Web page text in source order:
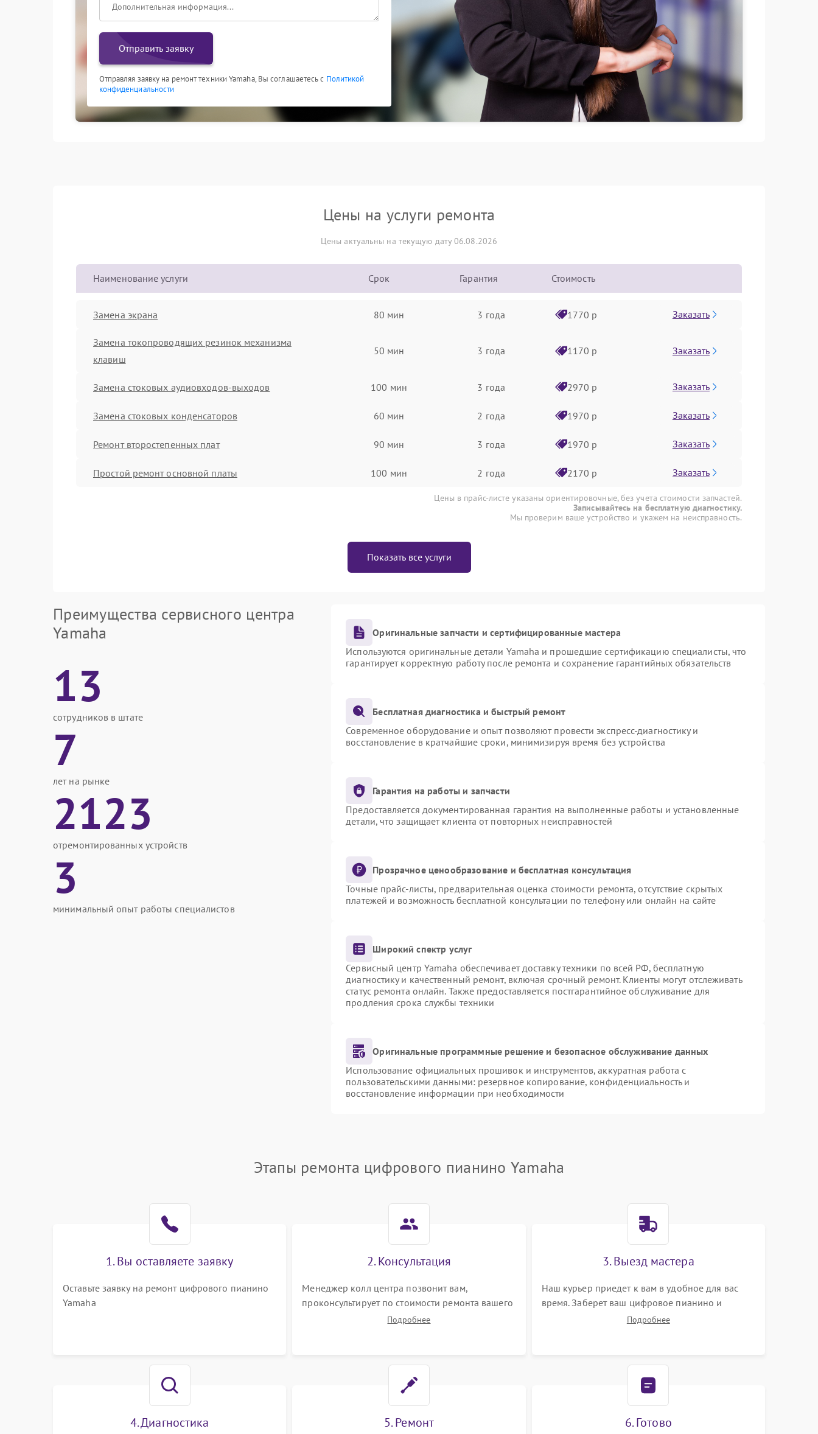
Отправить заявку
Отправляя заявку на ремонт техники Yamaha, Вы соглашаетесь с Политикой
конфиденциальности
Цены на услуги ремонта
Цены актуальны на текущую дату 06.08.2026
Наименование услуги Срок Гарантия Стоимость
Замена экрана 80 мин 3 года 1770 р Заказать
Замена токопроводящих резинок механизма
клавиш
50 мин 3 года 1170 р Заказать
Замена стоковых аудиовходов-выходов 100 мин 3 года 2970 р Заказать
Замена стоковых конденсаторов 60 мин 2 года 1970 р Заказать
Ремонт второстепенных плат 90 мин 3 года 1970 р Заказать
Простой ремонт основной платы 100 мин 2 года 2170 р Заказать
Цены в прайс-листе указаны ориентировочные, без учета стоимости запчастей.
Записывайтесь на бесплатную диагностику.
Мы проверим ваше устройство и укажем на неисправность.
Показать все услуги
Преимущества сервисного центра
Yamaha
13
сотрудников в штате
7
лет на рынке
2123
отремонтированных устройств
3
минимальный опыт работы специалистов
Оригинальные запчасти и сертифицированные мастера
Используются оригинальные детали Yamaha и прошедшие сертификацию специалисты, что
гарантирует корректную работу после ремонта и сохранение гарантийных обязательств
Бесплатная диагностика и быстрый ремонт
Современное оборудование и опыт позволяют провести экспресс-диагностику и
восстановление в кратчайшие сроки, минимизируя время без устройства
Гарантия на работы и запчасти
Предоставляется документированная гарантия на выполненные работы и установленные
детали, что защищает клиента от повторных неисправностей
Прозрачное ценообразование и бесплатная консультация
Точные прайс-листы, предварительная оценка стоимости ремонта, отсутствие скрытых
платежей и возможность бесплатной консультации по телефону или онлайн на сайте
Широкий спектр услуг
Сервисный центр Yamaha обеспечивает доставку техники по всей РФ, бесплатную
диагностику и качественный ремонт, включая срочный ремонт. Клиенты могут отслеживать
статус ремонта онлайн. Также предоставляется постгарантийное обслуживание для
продления срока службы техники
Оригинальные программные решение и безопасное обслуживание данных
Использование официальных прошивок и инструментов, аккуратная работа с
пользовательскими данными: резервное копирование, конфиденциальность и
восстановление информации при необходимости
Этапы ремонта цифрового пианино Yamaha
1. Вы оставляете заявку
Оставьте заявку на ремонт цифрового пианино
Yamaha
2. Консультация
Менеджер колл центра позвонит вам,
проконсультирует по стоимости ремонта вашего
цифрового пианино а также ответит на все
Подробнее
3. Выезд мастера
Наш курьер приедет к вам в удобное для вас
время. Заберет ваш цифровое пианино и
привезет на склад для диагностики.
Подробнее
4. Диагностика 5. Ремонт 6. Готово